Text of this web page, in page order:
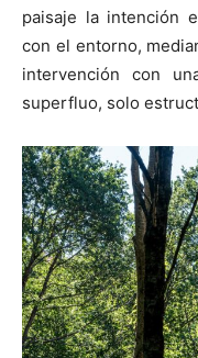
paisaje la intención
con el entorno,
intervención con
superfluo, solo